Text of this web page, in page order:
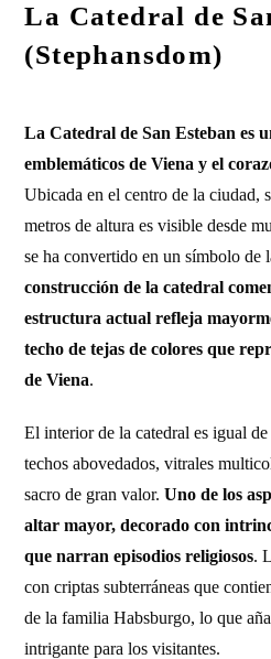
La Catedral de
(Stephansdom)
La Catedral de San Esteban es
emblemáticos de Viena y el
Ubicada en el centro de la ciudad,
metros de altura es visible desde
se ha convertido en un símbolo de
construcción de la catedral
estructura actual refleja
techo de tejas de colores que
de Viena.
El interior de la catedral es igual
techos abovedados, vitrales
sacro de gran valor.Uno de los
altar mayor, decorado con
que narran episodios religiosos.
con criptas subterráneas que
de la familia Habsburgo, lo que
intrigante para los visitantes.